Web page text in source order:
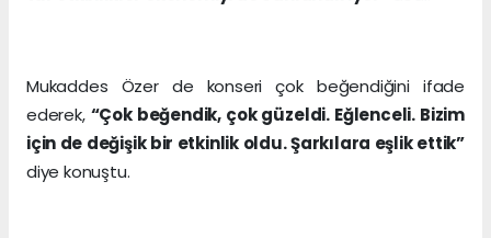
Mukaddes Özer de konseri çok beğendiğini ifade
ederek, “Çok beğendik, çok güzeldi. Eğlenceli. Bizim
için de değişik bir etkinlik oldu. Şarkılara eşlik ettik”
diye konuştu.